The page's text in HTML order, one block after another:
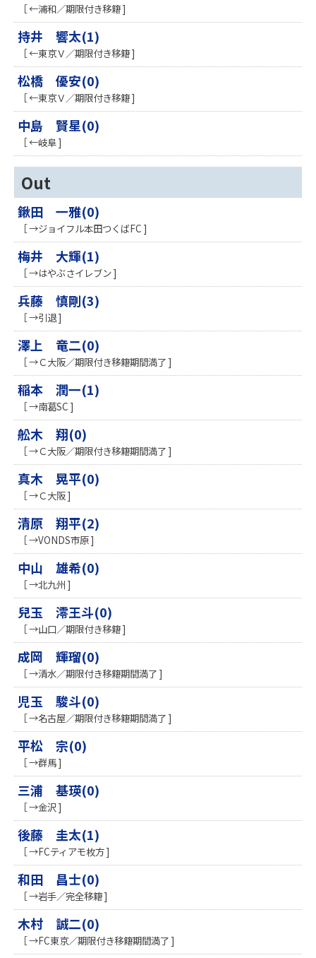
［ ←浦和／期限付き移籍 ]
持井 響太(1)
［ ←東京Ｖ／期限付き移籍 ]
松橋 優安(0)
［ ←東京Ｖ／期限付き移籍 ]
中島 賢星(0)
［ ←岐阜 ]
Out
鍬田 一雅(0)
［ →ジョイフル本田つくばFC ]
梅井 大輝(1)
［ →はやぶさイレブン ]
兵藤 慎剛(3)
［ →引退 ]
澤上 竜二(0)
［ →Ｃ大阪／期限付き移籍期間満了 ]
稲本 潤一(1)
［ →南葛SC ]
舩木 翔(0)
［ →Ｃ大阪／期限付き移籍期間満了 ]
真木 晃平(0)
［ →Ｃ大阪 ]
清原 翔平(2)
［ →VONDS市原 ]
中山 雄希(0)
［ →北九州 ]
兒玉 澪王斗(0)
［ →山口／期限付き移籍 ]
成岡 輝瑠(0)
［ →清水／期限付き移籍期間満了 ]
児玉 駿斗(0)
［ →名古屋／期限付き移籍期間満了 ]
平松 宗(0)
［ →群馬 ]
三浦 基瑛(0)
［ →金沢 ]
後藤 圭太(1)
［ →FCティアモ枚方 ]
和田 昌士(0)
［ →岩手／完全移籍 ]
木村 誠二(0)
［ →FC東京／期限付き移籍期間満了 ]